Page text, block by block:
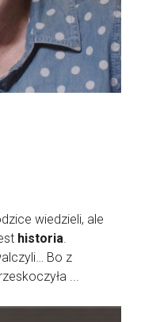
wiedzieli, ale
historia.
Bo z
...